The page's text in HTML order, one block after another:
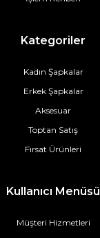
Kategoriler
Kadın Şapkalar
Erkek Şapkalar
Aksesuar
Toptan Satış
Fırsat Ürünleri
Kullanıcı Menüsü
Müşteri Hizmetleri